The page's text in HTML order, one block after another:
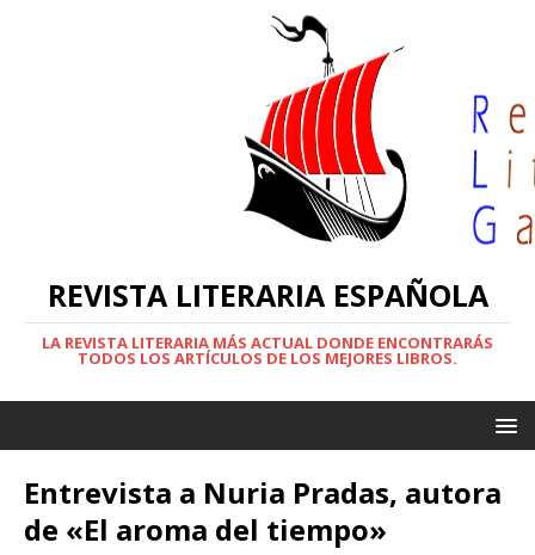
REVISTA LITERARIA ESPAÑOLA
LA REVISTA LITERARIA MÁS ACTUAL DONDE ENCONTRARÁS
TODOS LOS ARTÍCULOS DE LOS MEJORES LIBROS.
Entrevista a Nuria Pradas, autora
de «El aroma del tiempo»